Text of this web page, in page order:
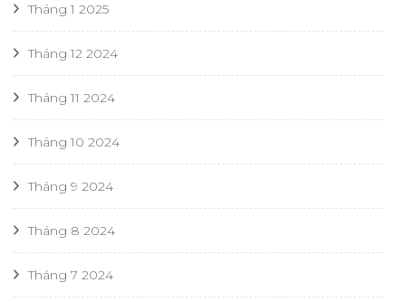
Tháng 1 2025
Tháng 12 2024
Tháng 11 2024
Tháng 10 2024
Tháng 9 2024
Tháng 8 2024
Tháng 7 2024